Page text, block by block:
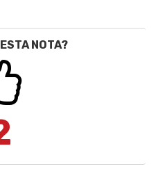
NOTA?